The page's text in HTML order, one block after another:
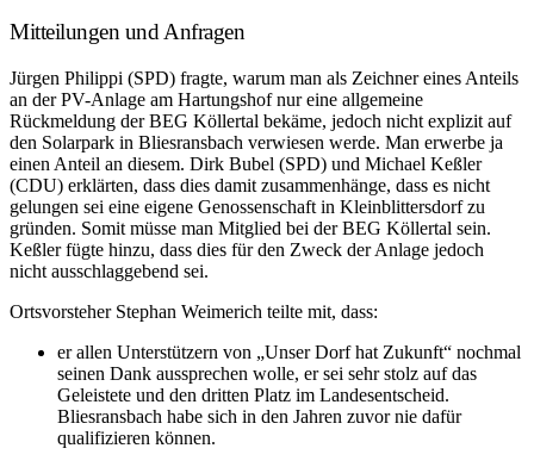
Mitteilungen und Anfragen
Jürgen Philippi (SPD) fragte, warum man als Zeichner eines Anteils
an der PV-Anlage am Hartungshof nur eine allgemeine
Rückmeldung der BEG Köllertal bekäme, jedoch nicht explizit auf
den Solarpark in Bliesransbach verwiesen werde. Man erwerbe ja
einen Anteil an diesem. Dirk Bubel (SPD) und Michael Keßler
(CDU) erklärten, dass dies damit zusammenhänge, dass es nicht
gelungen sei eine eigene Genossenschaft in Kleinblittersdorf zu
gründen. Somit müsse man Mitglied bei der BEG Köllertal sein.
Keßler fügte hinzu, dass dies für den Zweck der Anlage jedoch
nicht ausschlaggebend sei.
Ortsvorsteher Stephan Weimerich teilte mit, dass:
er allen Unterstützern von „Unser Dorf hat Zukunft“ nochmal
seinen Dank aussprechen wolle, er sei sehr stolz auf das
Geleistete und den dritten Platz im Landesentscheid.
Bliesransbach habe sich in den Jahren zuvor nie dafür
qualifizieren können.